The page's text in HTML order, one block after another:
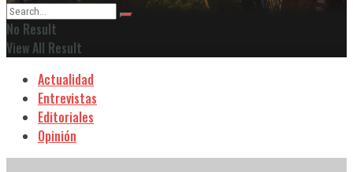
No Result
View All Result
Actualidad
Entrevistas
Editoriales
Opinión